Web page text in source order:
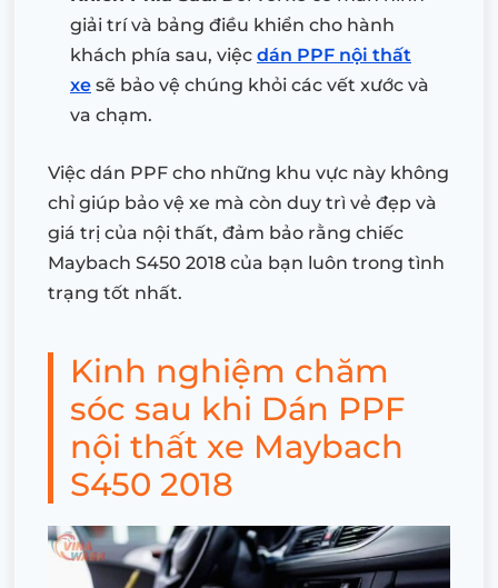
giải trí và bảng điều khiển cho hành
khách phía sau, việc dán PPF nội thất
xe sẽ bảo vệ chúng khỏi các vết xước và
va chạm.
Việc dán PPF cho những khu vực này không
chỉ giúp bảo vệ xe mà còn duy trì vẻ đẹp và
giá trị của nội thất, đảm bảo rằng chiếc
Maybach S450 2018 của bạn luôn trong tình
trạng tốt nhất.
Kinh nghiệm chăm
sóc sau khi Dán PPF
nội thất xe Maybach
S450 2018